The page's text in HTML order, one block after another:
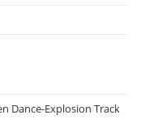
Dance-Explosion Track